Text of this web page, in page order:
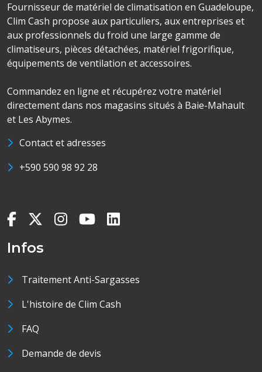
Fournisseur de matériel de climatisation en Guadeloupe,
Clim Cash propose aux particuliers, aux entreprises et
aux professionnels du froid une large gamme de
climatiseurs, pièces détachées, matériel frigorifique,
équipements de ventilation et accessoires.
Commandez en ligne et récupérez votre matériel
directement dans nos magasins situés à Baie-Mahault
et Les Abymes.
Contact et adresses
+590 590 98 92 28
Infos
Traitement Anti-Sargasses
L'histoire de Clim Cash
FAQ
Demande de devis